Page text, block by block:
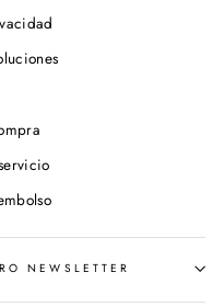
NEWSLETTER